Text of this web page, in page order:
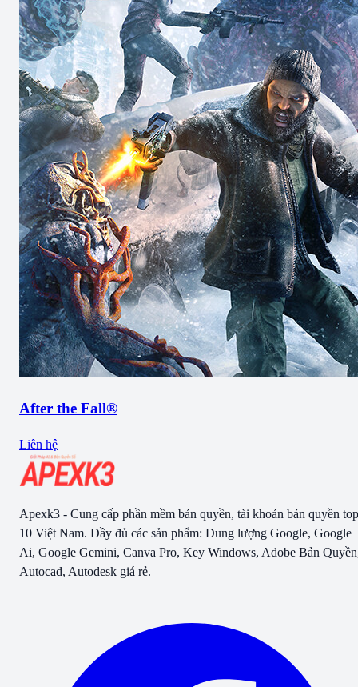
After the Fall®
Liên hệ
Apexk3 - Cung cấp phần mềm bản quyền, tài khoản bản quyền top
10 Việt Nam. Đầy đủ các sản phẩm: Dung lượng Google, Google
Ai, Google Gemini, Canva Pro, Key Windows, Adobe Bản
Autocad, Autodesk giá rẻ.